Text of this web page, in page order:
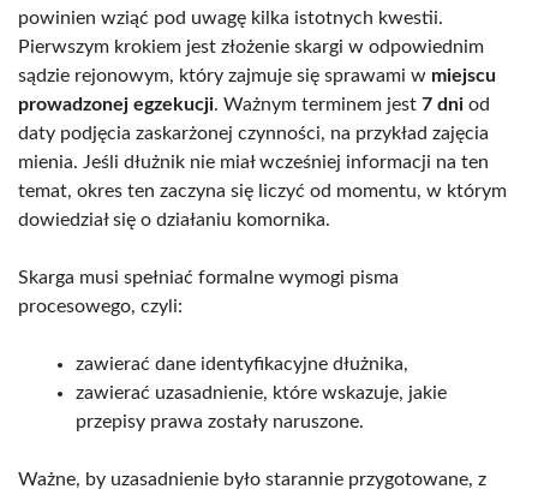
powinien wziąć pod uwagę kilka istotnych kwestii.
Pierwszym krokiem jest złożenie skargi w odpowiednim
sądzie rejonowym, który zajmuje się sprawami w miejscu
prowadzonej egzekucji. Ważnym terminem jest 7 dni od
daty podjęcia zaskarżonej czynności, na przykład zajęcia
mienia. Jeśli dłużnik nie miał wcześniej informacji na ten
temat, okres ten zaczyna się liczyć od momentu, w którym
dowiedział się o działaniu komornika.
Skarga musi spełniać formalne wymogi pisma
procesowego, czyli:
zawierać dane identyfikacyjne dłużnika,
zawierać uzasadnienie, które wskazuje, jakie
przepisy prawa zostały naruszone.
Ważne, by uzasadnienie było starannie przygotowane, z